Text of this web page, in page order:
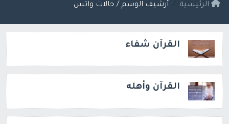
الرئيسية أرشيف الوسم / حالات واتس
القرآن شفاء
القرآن وأهله